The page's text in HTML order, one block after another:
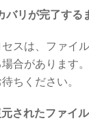
バリが完了する
スは、ファイ
合があります
ちください。
されたファイ